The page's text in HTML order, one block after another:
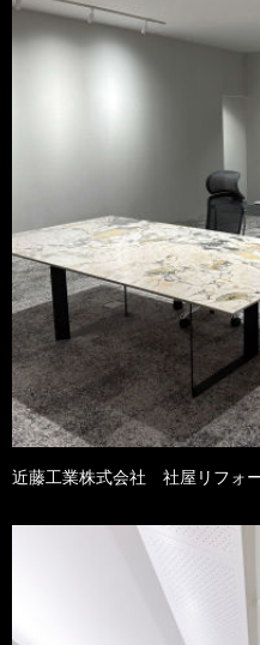
近藤工業株式会社 社屋リフォ